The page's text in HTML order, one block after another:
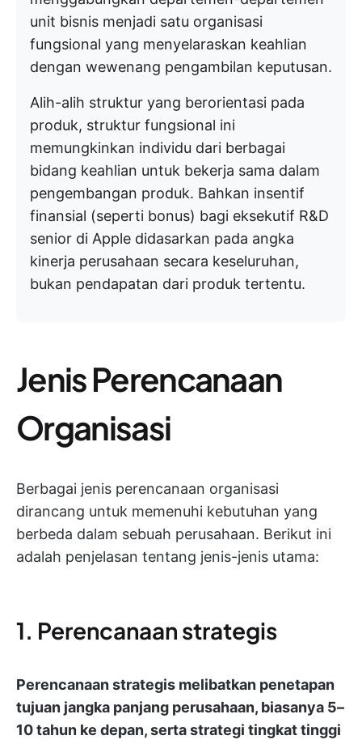
unit bisnis menjadi satu organisasi
fungsional yang menyelaraskan keahlian
dengan wewenang pengambilan keputusan.
Alih-alih struktur yang berorientasi pada
produk, struktur fungsional ini
memungkinkan individu dari berbagai
bidang keahlian untuk bekerja sama dalam
pengembangan produk. Bahkan insentif
finansial (seperti bonus) bagi eksekutif R&D
senior di Apple didasarkan pada angka
kinerja perusahaan secara keseluruhan,
bukan pendapatan dari produk tertentu.
Jenis Perencanaan
Organisasi
Berbagai jenis perencanaan organisasi
dirancang untuk memenuhi kebutuhan yang
berbeda dalam sebuah perusahaan. Berikut ini
adalah penjelasan tentang jenis-jenis utama:
1. Perencanaan strategis
Perencanaan strategis melibatkan penetapan
tujuan jangka panjang perusahaan, biasanya 5–
10 tahun ke depan, serta strategi tingkat tinggi